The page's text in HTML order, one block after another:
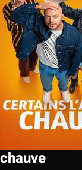
chauve